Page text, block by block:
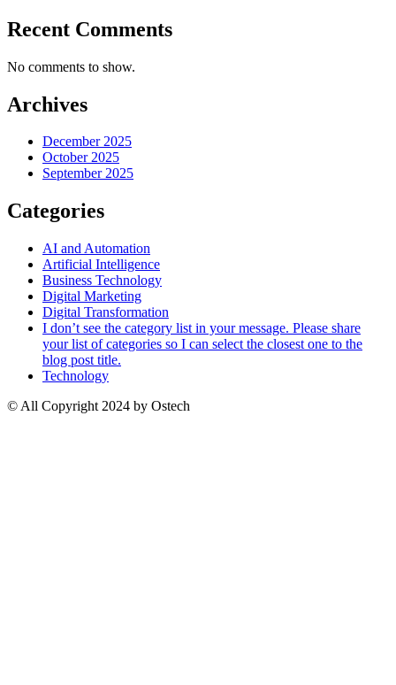
Recent Comments
No comments to show.
Archives
December 2025
October 2025
September 2025
Categories
AI and Automation
Artificial Intelligence
Business Technology
Digital Marketing
Digital Transformation
I don’t see the category list in your message. Please share
your list of categories so I can select the closest one to the
blog post title.
Technology
© All Copyright 2024 by Ostech